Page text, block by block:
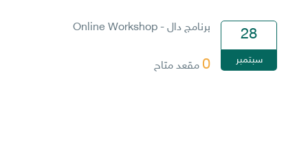
28
سبتمبر
برنامج دال - Online Workshop
0 مقعد متاح